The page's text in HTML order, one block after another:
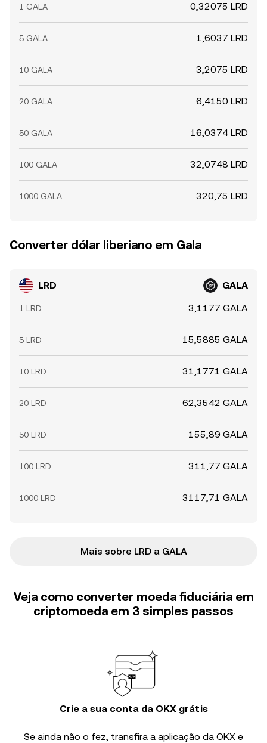
1 GALA 0,32075 LRD
5 GALA 1,6037 LRD
10 GALA 3,2075 LRD
20 GALA 6,4150 LRD
50 GALA 16,0374 LRD
100 GALA 32,0748 LRD
1000 GALA 320,75 LRD
Converter dólar liberiano em Gala
LRD GALA
1 LRD 3,1177 GALA
5 LRD 15,5885 GALA
10 LRD 31,1771 GALA
20 LRD 62,3542 GALA
50 LRD 155,89 GALA
100 LRD 311,77 GALA
1000 LRD 3117,71 GALA
Mais sobre LRD a GALA
Veja como converter moeda fiduciária em
criptomoeda em 3 simples passos
Crie a sua conta da OKX grátis
Se ainda não o fez, transfira a aplicação da OKX e